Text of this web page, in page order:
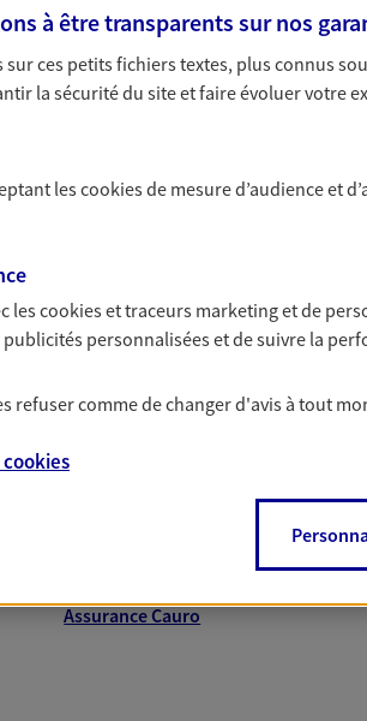
NOUS CONTACTER
VOIR NOTRE SITE WEB
de vous
Assurance Cauro
à être transparents sur nos
ces petits fichiers textes, plus connus
la sécurité du site et faire évoluer votre
lescookiesde mesure d’audience et
lescookies et traceurs marketing et de
personnalisées et de suivre la
refuser comme de changer d'avis à tout
cookies